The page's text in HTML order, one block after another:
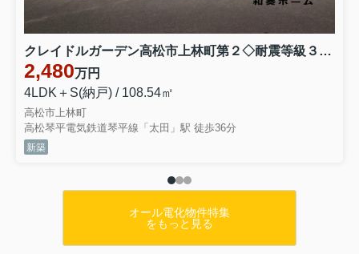
クレイドルガーデン高松市上林町第２◇耐震等級３取得の地震に強いオール電化住宅です！ １号棟
2,480万円
4LDK＋S(納戸) / 108.54㎡
高松市上林町
高松琴平電気鉄道琴平線「太田」駅 徒歩36分
新築
オール電化物件特集
をもっと見る